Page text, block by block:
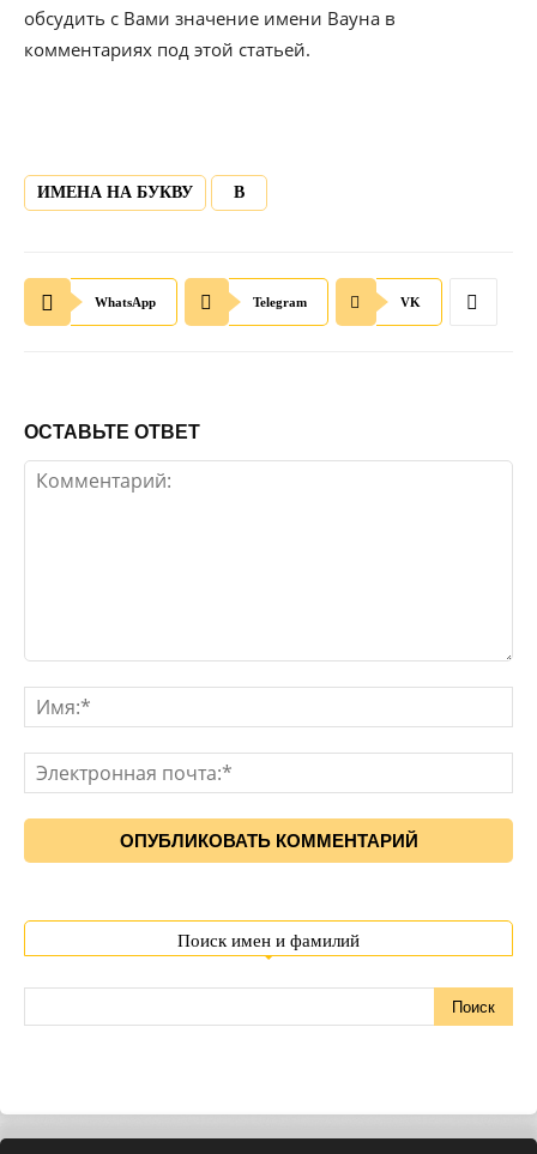
обсудить с Вами значение имени Вауна в
комментариях под этой статьей.
ИМЕНА НА БУКВУ В
WhatsApp Telegram VK
ОСТАВЬТЕ ОТВЕТ
Поиск имен и фамилий